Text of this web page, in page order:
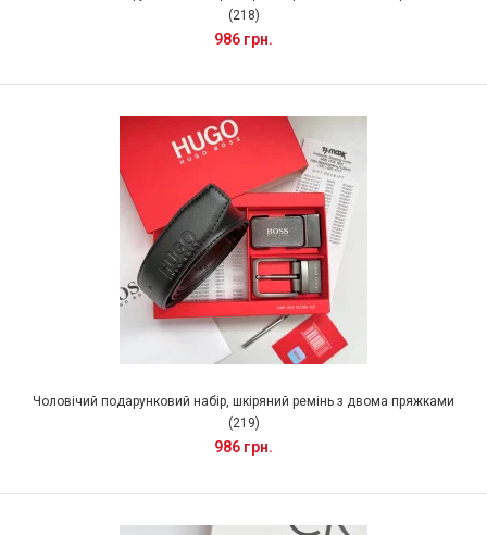
(218)
986 грн.
Чоловічий подарунковий набір, шкіряний ремінь з двома пряжками
(219)
986 грн.